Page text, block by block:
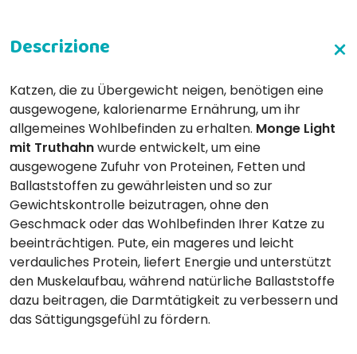
Katzen, die zu Übergewicht neigen, benötigen eine
ausgewogene, kalorienarme Ernährung, um ihr
allgemeines Wohlbefinden zu erhalten. Monge Light
mit Truthahnwurde entwickelt, um eine
ausgewogene Zufuhr von Proteinen, Fetten und
Ballaststoffen zu gewährleisten und so zur
Gewichtskontrolle beizutragen, ohne den
Geschmack oder das Wohlbefinden Ihrer Katze zu
beeinträchtigen. Pute, ein mageres und leicht
verdauliches Protein, liefert Energie und unterstützt
den Muskelaufbau, während natürliche Ballaststoffe
dazu beitragen, die Darmtätigkeit zu verbessern und
das Sättigungsgefühl zu fördern.